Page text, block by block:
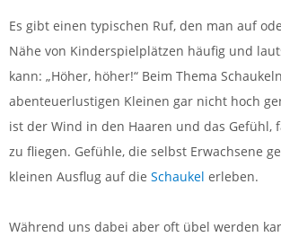
Es gibt einen typischen Ruf, den man auf
Nähe von Kinderspielplätzen häufig und
kann: „Höher, höher!“ Beim Thema
abenteuerlustigen Kleinen gar nicht hoch
ist der Wind in den Haaren und das Gefühl,
zu fliegen. Gefühle, die selbst Erwachsene
kleinen Ausflug auf die Schaukel erleben.
Während uns dabei aber oft übel werden